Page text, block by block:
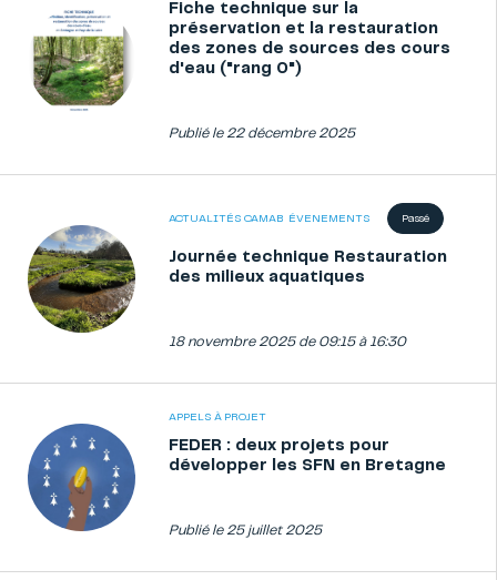
Fiche technique sur la
préservation et la restauration
des zones de sources des cours
d'eau ("rang 0")
Publié le 22 décembre 2025
ACTUALITÉS CAMAB ÉVENEMENTS Passé
Journée technique Restauration
des milieux aquatiques
18 novembre 2025 de 09:15 à 16:30
APPELS À PROJET
FEDER : deux projets pour
développer les SFN en Bretagne
Publié le 25 juillet 2025